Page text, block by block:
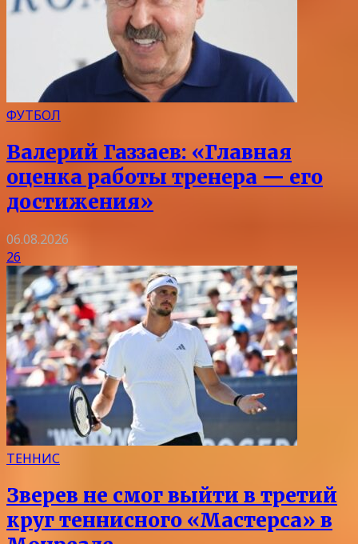
ФУТБОЛ
Валерий Газзаев: «Главная
оценка работы тренера — его
достижения»
06.08.2026
26
ТЕННИС
Зверев не смог выйти в третий
круг теннисного «Мастерса» в